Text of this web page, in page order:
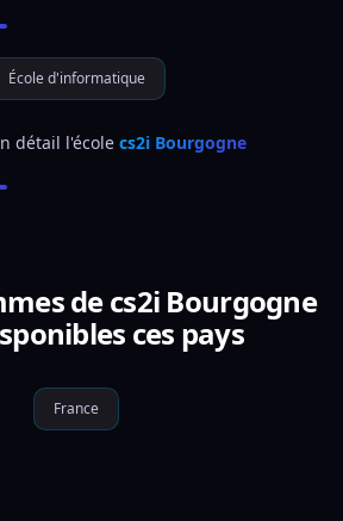
École d'informatique
détail l'école cs2i Bourgogne
de cs2i Bourgogne
ces pays
France